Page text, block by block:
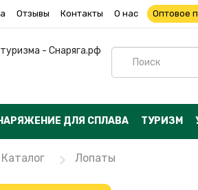
Отзывы Контакты О нас Оптовое
ДЛЯ СПЛАВА ТУРИЗМ
Каталог Лопаты